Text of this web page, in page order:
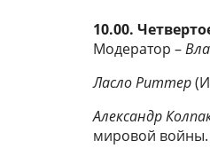
10.00.
Модератор –
Ласло Риттер
Александр
мировой войны.